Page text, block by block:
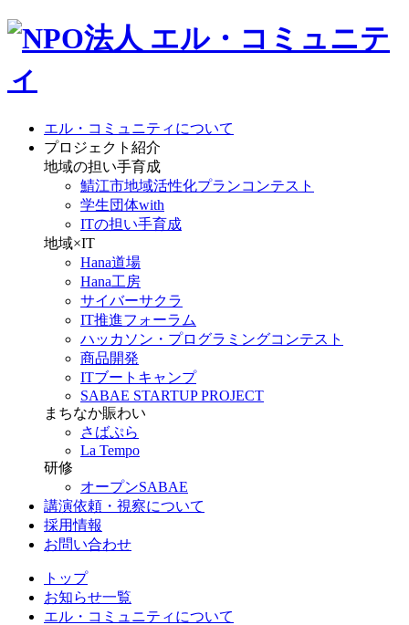
エル・コミュニティについて
プロジェクト紹介
地域の担い手育成
鯖江市地域活性化プランコンテスト
学生団体with
ITの担い手育成
地域×IT
Hana道場
Hana工房
サイバーサクラ
IT推進フォーラム
ハッカソン・プログラミングコンテスト
商品開発
ITブートキャンプ
SABAE STARTUP PROJECT
まちなか賑わい
さばぷら
La Tempo
研修
オープンSABAE
講演依頼・視察について
採用情報
お問い合わせ
トップ
お知らせ一覧
エル・コミュニティについて